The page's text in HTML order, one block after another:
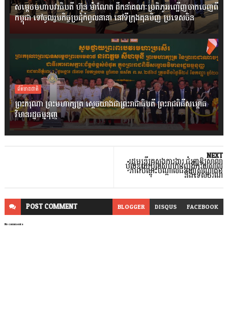
សម្តេចមហាបវរធិបតី ហ៊ុន ម៉ាណែត ដឹកនាំគណៈប្រតិភូអញ្ជើញចាកចេញពី
កម្ពុជា ទៅចូលរួមកិច្ចប្រជុំកំពូលនានា នៅទីក្រុងគុនមិញ ប្រទេសចិន
ព័ត៌មានជាតិ
ព្រះករុណា ព្រះមហាក្សត្រ ស្តេចយាងជាព្រះរាជាធិបតី ព្រះរាជពិធីសម្ពោធ
វិមានរដ្ឋធម្មនុញ្ញ
NEXT
រដ្ឋមន្ត្រីក្រសួងការងារ ជំរុញឱ្យសាលា
ប៉ូលឌុយប្រ៊ូលសហការពង្រីកវិសសាល
ភាពបណ្តុះបណ្តាលជំនាញសណ្ឋាគារ
និងទេសចរណ៍
POSTCOMMENT BLOGGER DISQUS FACEBOOK
No comments